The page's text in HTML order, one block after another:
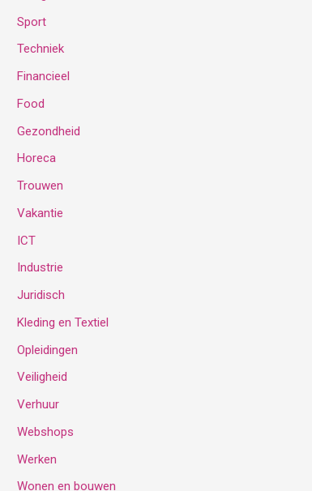
Sport
Techniek
Financieel
Food
Gezondheid
Horeca
Trouwen
Vakantie
ICT
Industrie
Juridisch
Kleding en Textiel
Opleidingen
Veiligheid
Verhuur
Webshops
Werken
Wonen en bouwen